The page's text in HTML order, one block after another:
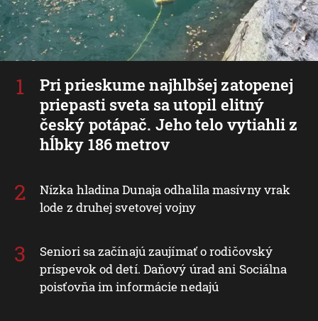
Pri prieskume najhlbšej zatopenej
priepasti sveta sa utopil elitný
český potápač. Jeho telo vytiahli z
hĺbky 186 metrov
Nízka hladina Dunaja odhalila masívny vrak
lode z druhej svetovej vojny
Seniori sa začínajú zaujímať o rodičovský
príspevok od detí. Daňový úrad ani Sociálna
poisťovňa im informácie nedajú